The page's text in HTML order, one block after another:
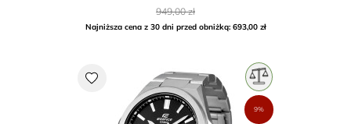
Cena
podstawowa
949,00 zł
Najniższa cena z 30 dni przed obniżką: 693,00 zł
favorite
9%